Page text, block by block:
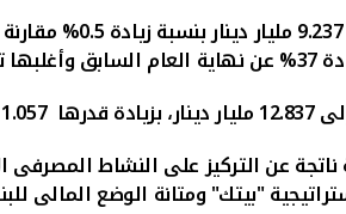
9.237مليار دينار بنسبة زيادة0.5
%
بزيادة قدرها 1.057
ناتجة عن التركيز على النشاط
"بيتك" ومتانة الوضع المالى